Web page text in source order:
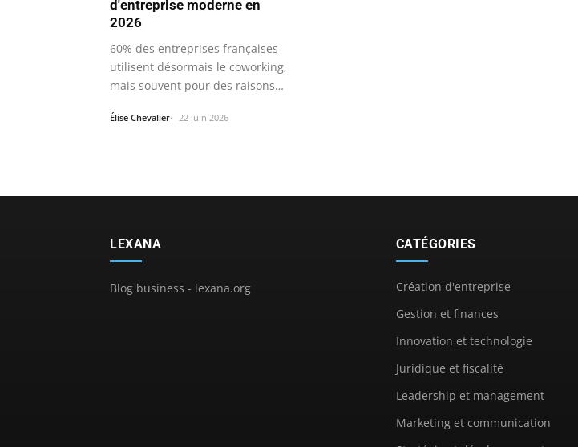
d'entreprise moderne en
2026
60% des entreprises françaises
utilisent désormais le coworking,
mais souvent pour des raisons…
Élise Chevalier 22 juin 2026
LEXANA
Blog business - lexana.org
CATÉGORIES
Création d'entreprise
Gestion et finances
Innovation et technologie
Juridique et fiscalité
Leadership et management
Marketing et communication